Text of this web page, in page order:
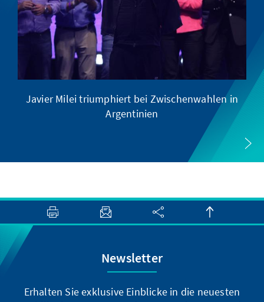
Javier Milei triumphiert bei Zwischenwahlen in
Argentinien
Newsletter
Erhalten Sie exklusive Einblicke in die neuesten